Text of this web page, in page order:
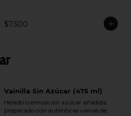
esencia del tiramisú tradicional en
versión helada.
$7.500
Vainilla Sin Azúcar (475 ml)
Helado cremoso sin azúcar añadida,
preparado con auténticas vainas de